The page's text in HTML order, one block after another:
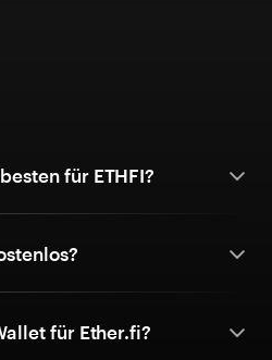
für ETHFI?
für Ether.fi?